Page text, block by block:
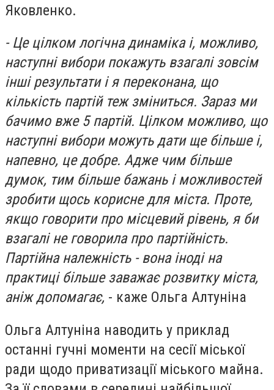
Яковленко.
- Це цілком логічна динаміка і, можливо,
наступні вибори покажуть взагалі зовсім
інші результати і я переконана, що
кількість партій теж зміниться. Зараз ми
бачимо вже 5 партій. Цілком можливо, що
наступні вибори можуть дати ще більше і,
напевно, це добре. Адже чим більше
думок, тим більше бажань і можливостей
зробити щось корисне для міста. Проте,
якщо говорити про місцевий рівень, я би
взагалі не говорила про партійність.
Партійна належність - вона іноді на
практиці більше заважає розвитку міста,
аніж допомагає, - каже Ольга Алтуніна
Ольга Алтуніна наводить у приклад
останні гучні моменти на сесії міської
ради щодо приватизації міського майна.